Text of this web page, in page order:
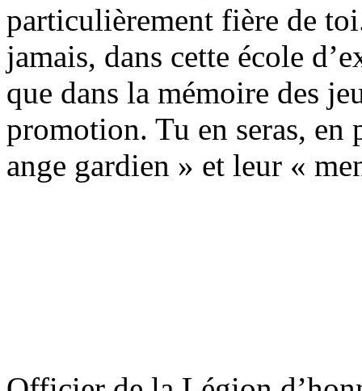
particulièrement fière de
jamais, dans cette école
que dans la mémoire des
promotion. Tu en seras, en
ange gardien » et leur «